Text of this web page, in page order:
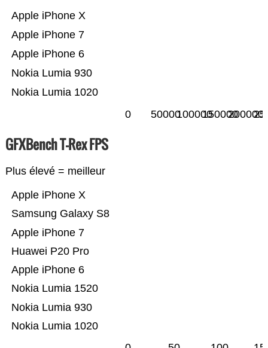
Nokia Lumia 1020
Nokia Lumia 930
Apple iPhone 6
Apple iPhone 7
Apple iPhone X
0 50000100000150000200000
GFXBench T-Rex FPS
Plus élevé = meilleur
Nokia Lumia 1020
Nokia Lumia 930
Nokia Lumia 1520
Apple iPhone 6
Huawei P20 Pro
Apple iPhone 7
Samsung Galaxy S8
Apple iPhone X